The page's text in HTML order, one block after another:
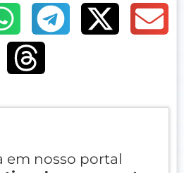
em nosso portal